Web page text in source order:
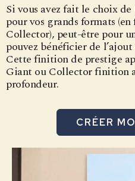
Si vous avez fait le choix
pour vos grands formats
Collector), peut-être pour
pouvez bénéficier de
Cette finition de prestige
Giant ou Collector finition
profondeur.
CRÉER